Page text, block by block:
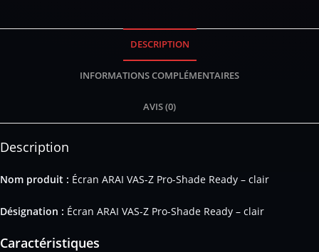
DESCRIPTION
INFORMATIONS COMPLÉMENTAIRES
AVIS (0)
Description
Nom produit : Écran ARAI VAS-Z Pro-Shade Ready – clair
Désignation : Écran ARAI VAS-Z Pro-Shade Ready – clair
Caractéristiques